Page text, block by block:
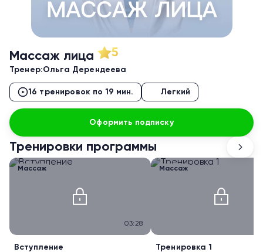
Массаж лица 5
Тренер:Ольга Дерендеева
16 тренировок по 19 мин. Легкий
Оформить подписку
Тренировки программы
Массаж
03:28
Вступление
Массаж
Тренировка 1